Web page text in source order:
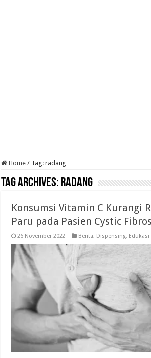
Home / Tag:radang
Tag Archives: radang
Konsumsi Vitamin C Kurangi
Paru pada Pasien Cystic
26 November 2022 Berita, Dispensing, Edukasi